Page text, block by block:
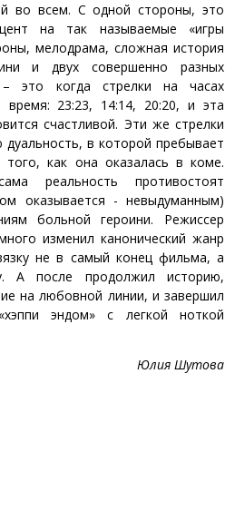
во всем. С одной стороны, это
на так называемые «игры
мелодрама, сложная история
и двух совершенно разных
это когда стрелки на часах
время: 23:23, 14:14, 20:20, и эта
счастливой. Эти же стрелки
в которой пребывает
того, как она оказалась в коме.
реальность противостоят
оказывается - невыдуманным)
больной героини. Режиссер
изменил канонический жанр
не в самый конец фильма, а
А после продолжил историю,
на любовной линии, и завершил
эндом» с легкой ноткой
Юлия Шутова